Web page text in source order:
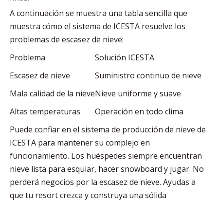
A continuación se muestra una tabla sencilla que
muestra cómo el sistema de ICESTA resuelve los
problemas de escasez de nieve:
Problema
Solución ICESTA
Escasez de nieve
Suministro continuo de nieve
Mala calidad de la nieveNieve uniforme y suave
Altas temperaturas
Operación en todo clima
Puede confiar en el sistema de producción de nieve de
ICESTA para mantener su complejo en
funcionamiento. Los huéspedes siempre encuentran
nieve lista para esquiar, hacer snowboard y jugar. No
perderá negocios por la escasez de nieve. Ayudas a
que tu resort crezca y construya una sólida